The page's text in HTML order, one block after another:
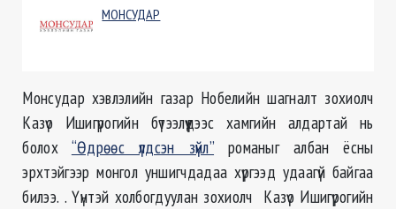
МОНСУДАР
Монсудар хэвлэлийн газар Нобелийн шагналт зохиолч
Казүо Ишигүрогийн бүтээлүүдээс хамгийн алдартай нь
болох “Өдрөөс үлдсэн зүйл” романыг албан ёсны
эрхтэйгээр монгол уншигчдадаа хүргээд удаагүй байгаа
билээ. . Үүнтэй холбогдуулан зохиолч Казүо Ишигүрогийн